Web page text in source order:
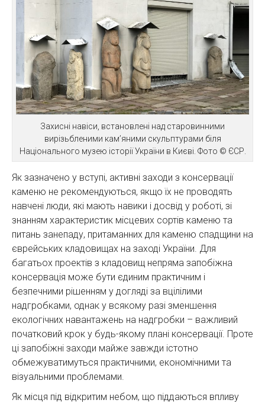
Захисні навіси, встановлені над старовинними
вирізьбленими кам’яними скульптурами біля
Національного музею історії України в Києві. Фото © ЄСР.
Як зазначено у вступі, активні заходи з консервації
каменю не рекомендуються, якщо їх не проводять
навчені люди, які мають навики і досвід у роботі, зі
знанням характеристик місцевих сортів каменю та
питань занепаду, притаманних для каменю спадщини на
єврейських кладовищах на заході України. Для
багатьох проектів з кладовищ непряма запобіжна
консервація може бути єдиним практичним і
безпечними рішенням у догляді за вцілілими
надгробками, однак у всякому разі зменшення
екологічних навантажень на надгробки – важливий
початковий крок у будь-якому плані консервації. Проте
ці запобіжні заходи майже завжди істотно
обмежуватимуться практичними, економічними та
візуальними проблемами.
Як місця під відкритим небом, що піддаються впливу